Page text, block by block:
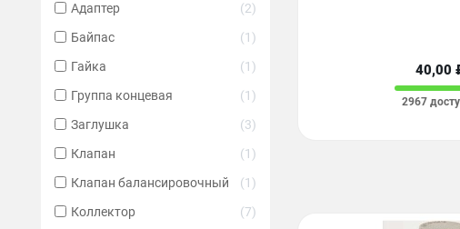
Адаптер
2
Байпас
1
Гайка
1
Группа концевая
1
Заглушка
3
Клапан
1
Клапан балансировочный
1
Коллектор
7
40,00
2967